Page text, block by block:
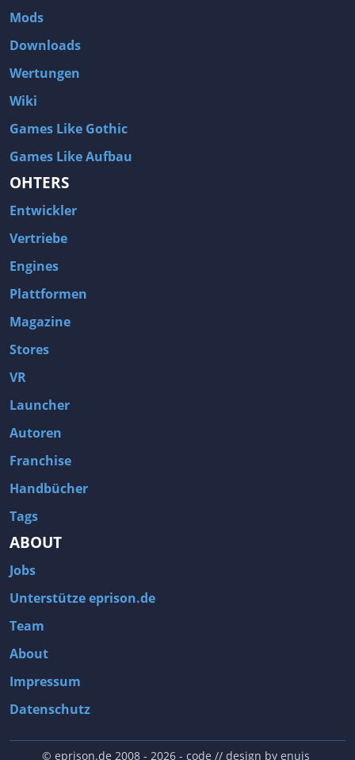
Mods
Downloads
Wertungen
Wiki
Games Like Gothic
Games Like Aufbau
OHTERS
Entwickler
Vertriebe
Engines
Plattformen
Magazine
Stores
VR
Launcher
Autoren
Franchise
Handbücher
Tags
ABOUT
Jobs
Unterstütze eprison.de
Team
About
Impressum
Datenschutz
© eprison.de 2008 - 2026- code // design by enuis